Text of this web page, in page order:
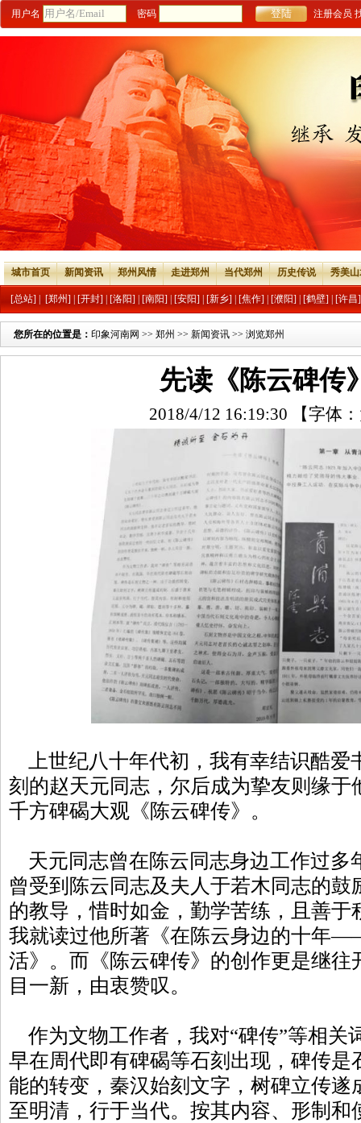
用户名 密码 注册会员
城市首页 新闻资讯 郑州风情 走进郑州 当代郑州 历史传说 秀美
[总站] [郑州] [开封] [洛阳] [南阳] [安阳] [新乡] [焦作] [濮阳] [鹤壁] [许昌]
您所在的位置是： 印象河南网 >> 郑州 >> 新闻资讯 >> 浏览郑州
先读《陈云碑传
2018/4/12 16:19:30 【字体：
上世纪八十年代初，我有幸结识酷爱
刻的赵天元同志，尔后成为挚友则缘于
千方碑碣大观《陈云碑传》。
天元同志曾在陈云同志身边工作过多
曾受到陈云同志及夫人于若木同志的
的教导，惜时如金，勤学苦练，且善于
我就读过他所著《在陈云身边的十年
活》。而《陈云碑传》的创作更是继往
目一新，由衷赞叹。
作为文物工作者，我对“碑传”等相关
早在周代即有碑碣等石刻出现，碑传是
能的转变，秦汉始刻文字，树碑立传遂
至明清，行于当代。按其内容、形制和